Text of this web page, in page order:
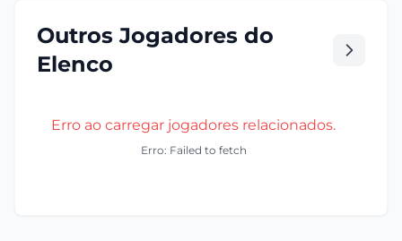
Outros Jogadores do
Elenco
Erro ao carregar jogadores relacionados.
Erro: Failed to fetch